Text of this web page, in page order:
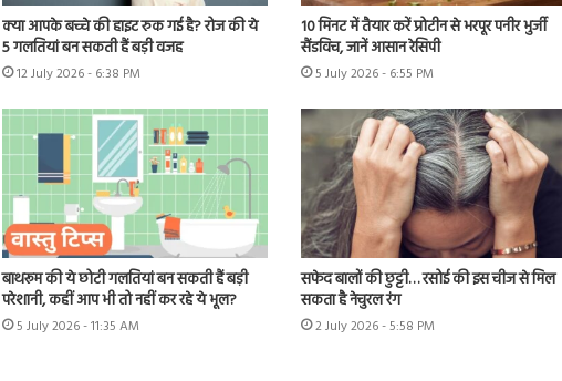
क्या आपके बच्चे की हाइट रुक गई है? रोज की ये
5 गलतियां बन सकती हैं बड़ी वजह
12 July 2026 - 6:38 PM
10 मिनट में तैयार करें प्रोटीन से भरपूर पनीर भुर्जी
सैंडविच, जानें आसान रेसिपी
5 July 2026 - 6:55 PM
बाथरूम की ये छोटी गलतियां बन सकती हैं बड़ी
परेशानी, कहीं आप भी तो नहीं कर रहे ये भूल?
5 July 2026 - 11:35 AM
सफेद बालों की छुट्टी… रसोई की इस चीज से मिल
सकता है नेचुरल रंग
2 July 2026 - 5:58 PM